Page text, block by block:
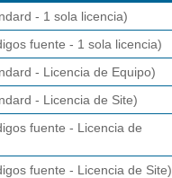
- 1 sola licencia)
fuente - 1 sola licencia)
- Licencia de Equipo)
- Licencia de Site)
fuente - Licencia de
fuente - Licencia de Site)